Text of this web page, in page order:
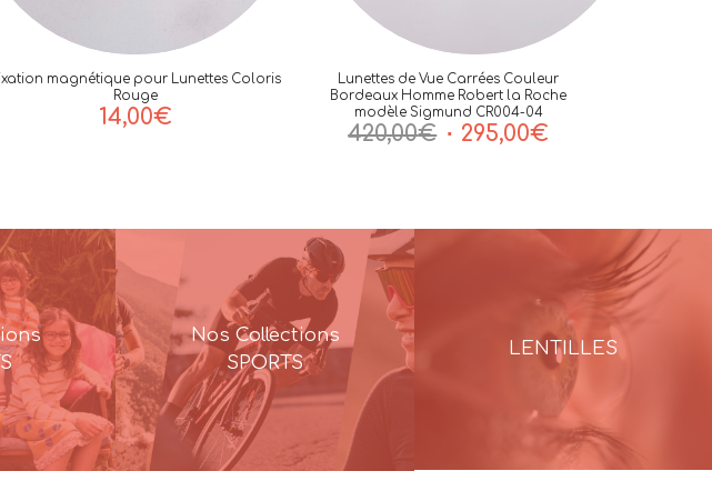
magnétique pour Lunettes Coloris
Rouge
14,00€
Lunettes de Vue Carrées Couleur
Bordeaux Homme Robert la Roche
modèle Sigmund CR004-04
420,00€ Le295,00€
295,00€.
Nos Collections
SPORTS
LENTILLES